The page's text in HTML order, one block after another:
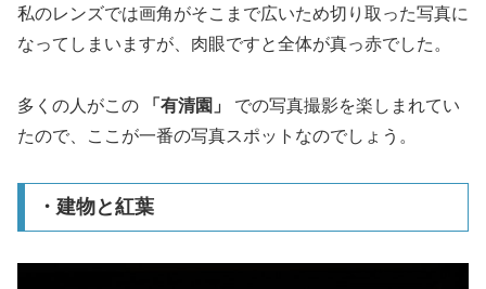
私のレンズでは画角がそこまで広いため切り取った写真に
なってしまいますが、肉眼ですと全体が真っ赤でした。
多くの人がこの 「有清園」 での写真撮影を楽しまれてい
たので、ここが一番の写真スポットなのでしょう。
・建物と紅葉